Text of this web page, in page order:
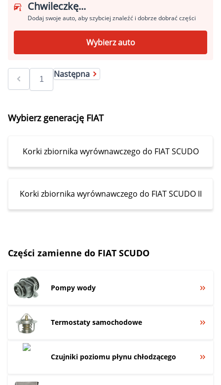
Chwileczkę...
Dodaj swoje auto, aby szybciej znaleźć i dobrze dobrać części
Wybierz auto
Następna
Wybierz generację FIAT
Korki zbiornika wyrównawczego do FIAT SCUDO
Korki zbiornika wyrównawczego do FIAT SCUDO II
Części zamienne do FIAT SCUDO
Pompy wody
Termostaty samochodowe
Czujniki poziomu płynu chłodzącego